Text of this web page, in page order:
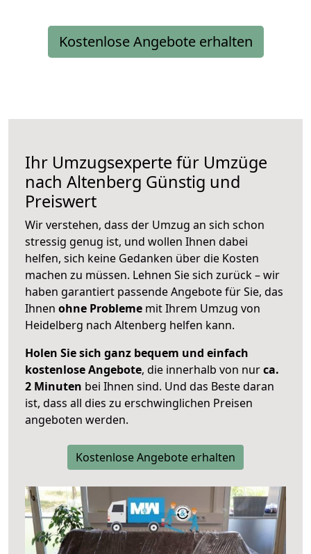
Kostenlose Angebote erhalten
Ihr Umzugsexperte für Umzüge
nach Altenberg Günstig und
Preiswert
Wir verstehen, dass der Umzug an sich schon
stressig genug ist, und wollen Ihnen dabei
helfen, sich keine Gedanken über die Kosten
machen zu müssen. Lehnen Sie sich zurück – wir
haben garantiert passende Angebote für Sie, das
Ihnen ohne Probleme mit Ihrem Umzug von
Heidelberg nach Altenberg helfen kann.
Holen Sie sich ganz bequem und einfach
kostenlose Angebote, die innerhalb von nurca.
2 Minuten bei Ihnen sind. Und das Beste daran
ist, dass all dies zu erschwinglichen Preisen
angeboten werden.
Kostenlose Angebote erhalten